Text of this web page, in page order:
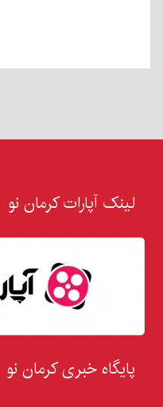
لینک آپارات کرمان نو
پایگاه خبری کرمان نو